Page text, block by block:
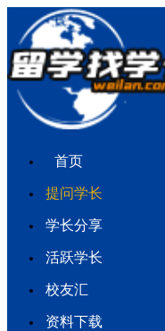
首页
提问学长
学长分享
活跃学长
校友汇
资料下载